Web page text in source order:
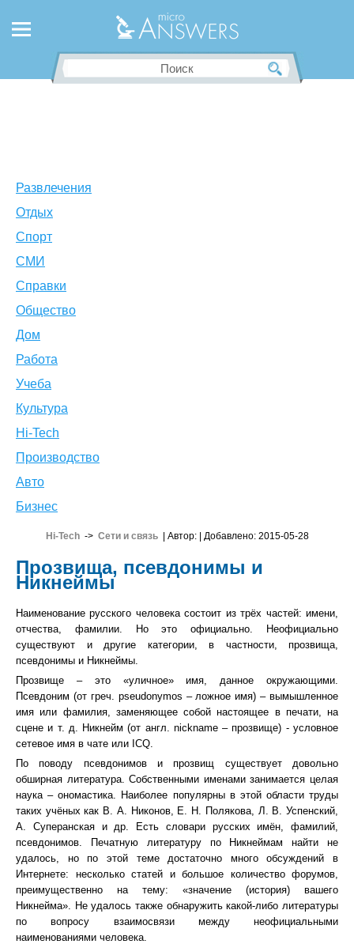
Развлечения
Отдых
Спорт
СМИ
Справки
Общество
Дом
Работа
Учеба
Культура
Hi-Tech
Производство
Авто
Бизнес
Hi-Tech-> Сети и связь| Автор: | Добавлено: 2015-05-28
Прозвища, псевдонимы и
Никнеймы
Наименование русского человека состоит из трёх частей: имени,
отчества, фамилии. Но это официально. Неофициально
существуют и другие категории, в частности, прозвища,
псевдонимы и Никнеймы.
Прозвище – это «уличное» имя, данное окружающими.
Псевдоним (от греч. pseudonymos – ложное имя) – вымышленное
имя или фамилия, заменяющее собой настоящее в печати, на
сцене и т. д. Никнейм (от англ. nickname – прозвище) - условное
сетевое имя в чате или ICQ.
По поводу псевдонимов и прозвищ существует довольно
обширная литература. Собственными именами занимается целая
наука – ономастика. Наиболее популярны в этой области труды
таких учёных как В. А. Никонов, Е. Н. Полякова, Л. В. Успенский,
А. Суперанская и др. Есть словари русских имён, фамилий,
псевдонимов. Печатную литературу по Никнеймам найти не
удалось, но по этой теме достаточно много обсуждений в
Интернете: несколько статей и большое количество форумов,
преимущественно на тему: «значение (история) вашего
Никнейма». Не удалось также обнаружить какой-либо литературы
по вопросу взаимосвязи между неофициальными
наименованиями человека.